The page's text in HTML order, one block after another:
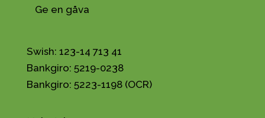
Ge en gåva
Swish: 123-14 713 41
Bankgiro: 5219-0238
Bankgiro: 5223-1198 (OCR)